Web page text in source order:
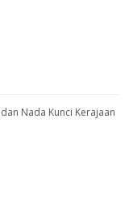
Nada Kunci Kerajaan